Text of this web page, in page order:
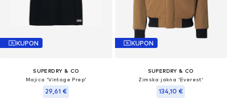
KUPON
SUPERDRY & CO
Majica 'Vintage Prep'
29,61 €
KUPON
SUPERDRY & CO
Zimska jakna 'Everest'
134,10 €